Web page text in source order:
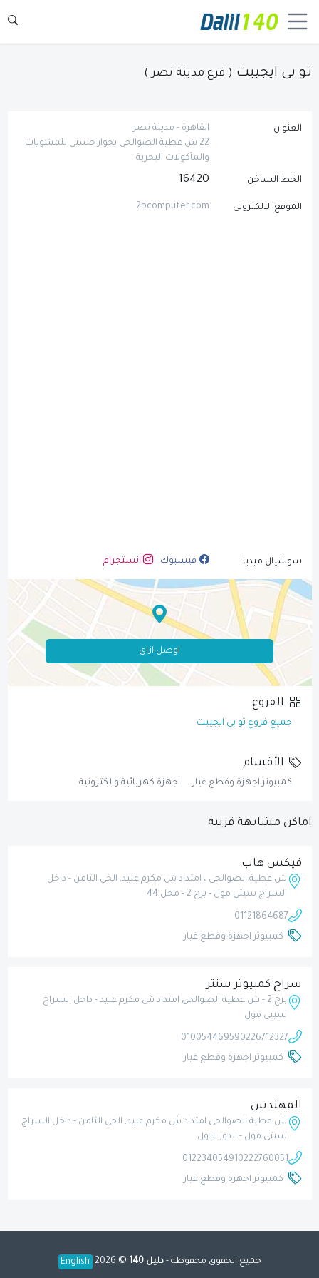
تو بى ايجيبت ( فرع مدينة نصر )
العنوان
القاهرة - مدينة نصر
22 ش عطية الصوالحى بجوار حسنى للمشويات
والمأكولات البحرية
الخط الساخن 16420
الموقع الالكترونى 2bcomputer.com
سوشيال ميديا فيسبوك انستجرام
اوصل ازاى
الفروع
جميع فروع تو بى ايجيبت
الأقسام
كمبيوتر اجهزة وقطع غيار اجهزة كهربائية والكترونية
اماكن مشابهة قريبه
فيكس هاب
ش عطية الصوالحى ، امتداد ش مكرم عبيد, الحى الثامن - داخل
السراج سيتى مول - برج 2 - محل 44
01121864687
كمبيوتر اجهزة وقطع غيار
سراج كمبيوتر سنتر
برج 2 - ش عطية الصوالحى امتداد ش مكرم عبيد - داخل السراج
سيتى مول
0226712327
01005446959
كمبيوتر اجهزة وقطع غيار
المهندس
ش عطية الصوالحى امتداد ش مكرم عبيد, الحى الثامن - داخل السراج
سيتى مول - الدور الاول
0222760051
01223405491
كمبيوتر اجهزة وقطع غيار
جميع الحقوق محفوظة -دليل 140 ©
English